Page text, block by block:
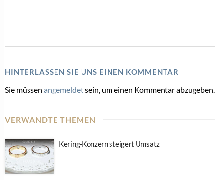
HINTERLASSEN SIE UNS EINEN KOMMENTAR
Sie müssen angemeldetsein, um einen Kommentar abzugeben.
VERWANDTE THEMEN
Kering-Konzern steigert Umsatz